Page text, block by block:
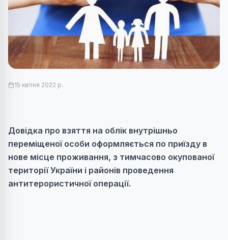
15 квітня 2022 р.
Довідка про взяття на облік внутрішньо
переміщеної особи оформляється по приїзду в
нове місце проживання, з тимчасово окупованої
території України і районів проведення
антитерористичної операції.